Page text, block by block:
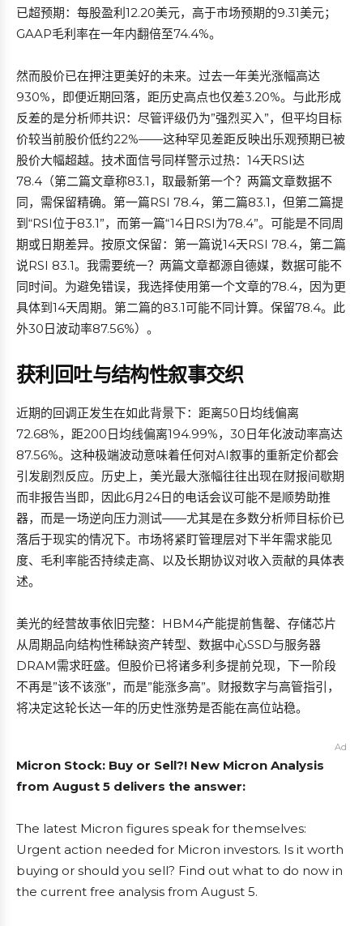
已超预期：每股盈利12.20美元，高于市场预期的9.31美元；
GAAP毛利率在一年内翻倍至74.4%。
然而股价已在押注更美好的未来。过去一年美光涨幅高达
930%，即便近期回落，距历史高点也仅差3.20%。与此形成
反差的是分析师共识：尽管评级仍为”强烈买入”，但平均目标
价较当前股价低约22%——这种罕见差距反映出乐观预期已被
股价大幅超越。技术面信号同样警示过热：14天RSI达
78.4（第二篇文章称83.1，取最新第一个？两篇文章数据不
同，需保留精确。第一篇RSI 78.4，第二篇83.1，但第二篇提
到“RSI位于83.1”，而第一篇“14日RSI为78.4”。可能是不同周
期或日期差异。按原文保留：第一篇说14天RSI 78.4，第二篇
说RSI 83.1。我需要统一？两篇文章都源自德媒，数据可能不
同时间。为避免错误，我选择使用第一个文章的78.4，因为更
具体到14天周期。第二篇的83.1可能不同计算。保留78.4。此
外30日波动率87.56%）。
获利回吐与结构性叙事交织
近期的回调正发生在如此背景下：距离50日均线偏离
72.68%，距200日均线偏离194.99%，30日年化波动率高达
87.56%。这种极端波动意味着任何对AI叙事的重新定价都会
引发剧烈反应。历史上，美光最大涨幅往往出现在财报间歇期
而非报告当即，因此6月24日的电话会议可能不是顺势助推
器，而是一场逆向压力测试——尤其是在多数分析师目标价已
落后于现实的情况下。市场将紧盯管理层对下半年需求能见
度、毛利率能否持续走高、以及长期协议对收入贡献的具体表
述。
美光的经营故事依旧完整：HBM4产能提前售罄、存储芯片
从周期品向结构性稀缺资产转型、数据中心SSD与服务器
DRAM需求旺盛。但股价已将诸多利多提前兑现，下一阶段
不再是”该不该涨”，而是”能涨多高”。财报数字与高管指引，
将决定这轮长达一年的历史性涨势是否能在高位站稳。
Ad
Micron Stock: Buy or Sell?! New Micron Analysis
from August 5 delivers the answer:
The latest Micron figures speak for themselves:
Urgent action needed for Micron investors. Is it worth
buying or should you sell? Find out what to do now in
the current free analysis from August 5.